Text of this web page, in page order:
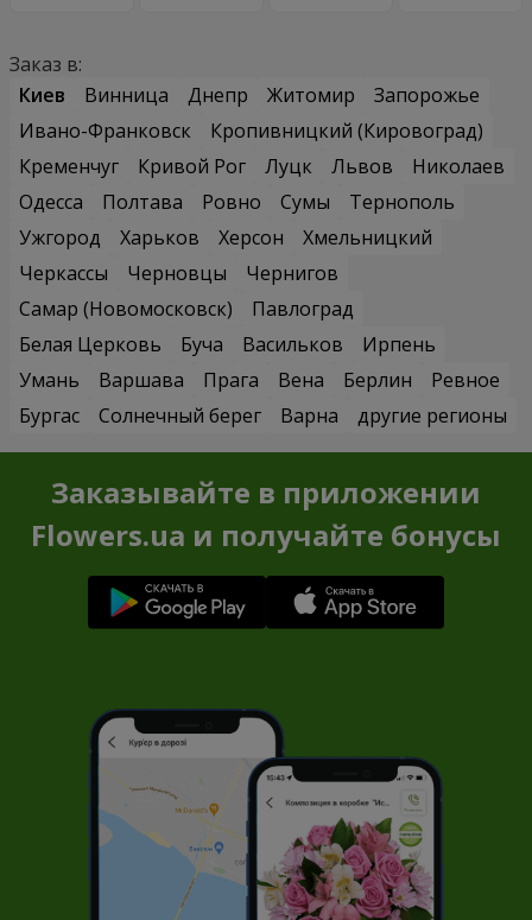
Заказ в:
Киев
Винница Днепр Житомир
Запорожье
Ивано-Франковск
Кропивницкий (Кировоград)
Кременчуг
Кривой Рог Луцк Львов
Николаев
Одесса
Полтава Ровно Сумы
Тернополь
Ужгород
Харьков Херсон
Хмельницкий
Черкассы
Черновцы
Чернигов
Самар (Новомосковск)
Павлоград
Белая Церковь
Буча Васильков
Ирпень
Умань
Варшава Прага Вена Берлин
Ревное
Бургас
Солнечный берег Варна другие регионы
Заказывайте в приложении
Flowers.ua и получайте бонусы